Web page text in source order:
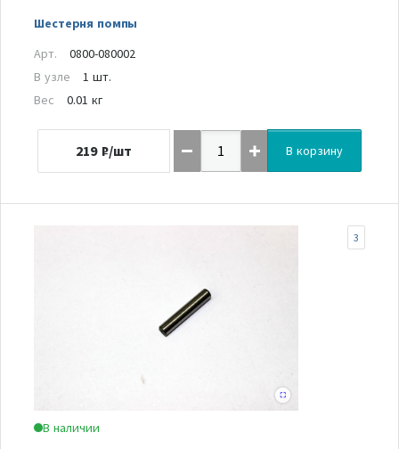
Шестерня помпы
Арт.
0800-080002
В узле
1 шт.
Вес
0.01 кг
219 ₽/шт В корзину
В наличии
3